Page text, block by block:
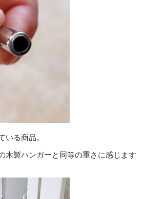
る商品。
木製ハンガーと同等の重さに感じます